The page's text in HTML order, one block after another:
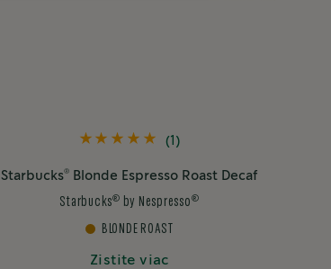
(1)
Starbucks® Blonde Espresso Roast Decaf
Starbucks® by Nespresso ®
BLONDE ROAST
Zistite viac